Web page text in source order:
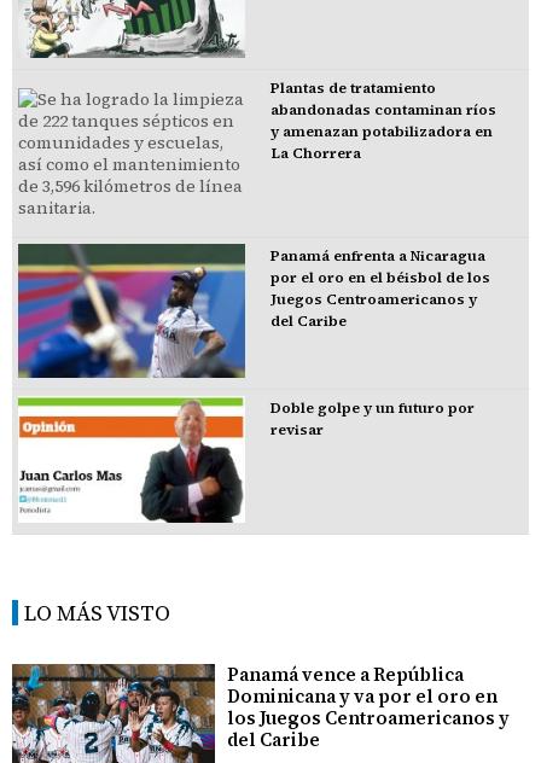
Plantas de tratamiento
abandonadas contaminan ríos
y amenazan potabilizadora en
La Chorrera
Panamá enfrenta a Nicaragua
por el oro en el béisbol de los
Juegos Centroamericanos y
del Caribe
Doble golpe y un futuro por
revisar
LO MÁS VISTO
Panamá vence a República
Dominicana y va por el oro en
los Juegos Centroamericanos y
del Caribe